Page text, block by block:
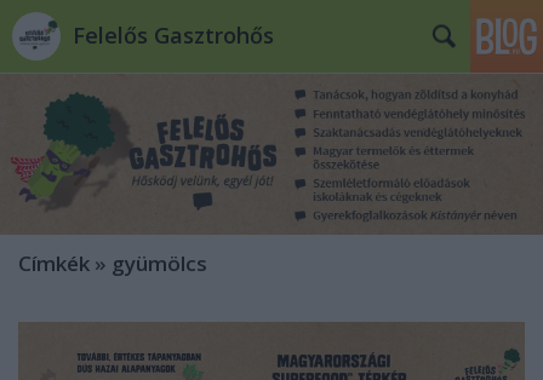
Felelős Gasztrohős
Címkék » gyümölcs